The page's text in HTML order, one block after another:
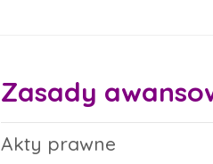
Zasady
Akty prawne